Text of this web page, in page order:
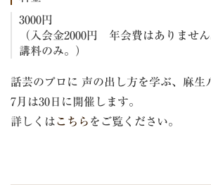
3000円
（入会金2000円 年会費はありませ
講料のみ。）
話芸のプロに 声の出し方を学ぶ、麻生
7月は30日に開催します。
詳しくはこちら をご覧ください。